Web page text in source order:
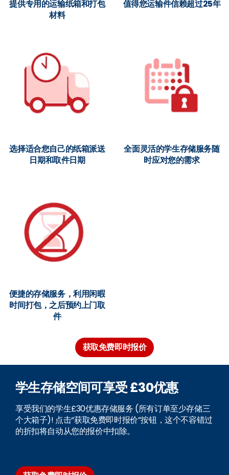
提供专用的运输纸箱和打包
材料
值得您运输件信赖超过25年
选择适合您自己的纸箱派送
日期和取件日期
全面灵活的学生存储服务随
时应对您的需求
便捷的存储服务，利用闲暇
时间打包，之后预约上门取
件
获取免费即时报价
学生存储空间可享受 £30优惠
享受我们的学生£30优惠存储服务 (所有订单至少存储三
个大箱子)! 点击“获取免费即时报价”按钮，这个不容错过
的折扣将自动从您的报价中扣除。